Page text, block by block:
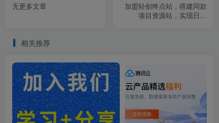
无更多文章
加盟轻创终点站，搭建同款
项目资源站，实现日入
相关推荐